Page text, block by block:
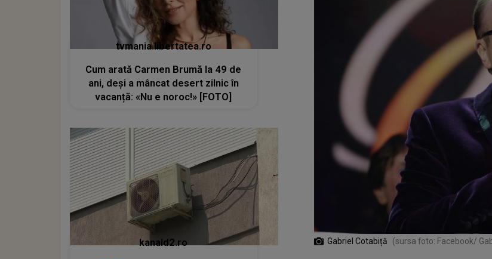
Gabriel Cotabiță (sursa foto: Facebook/
tvmania.libertatea.ro
Cum arată Carmen Brumă la 49 de
ani, deși a mâncat desert zilnic în
vacanță: «Nu e noroc!» [FOTO]
kanald2.ro